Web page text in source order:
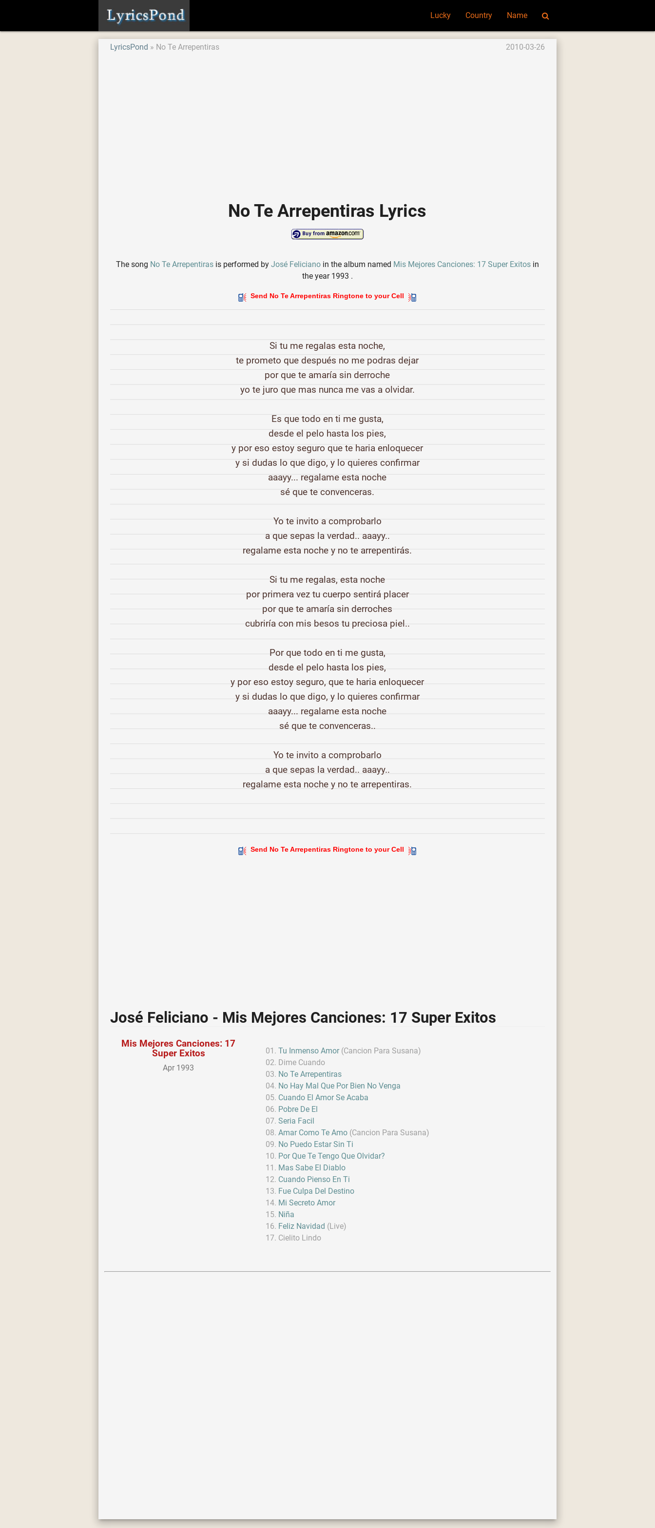
Lucky Country Name
LyricsPond No Te Arrepentiras 2010-03-26
No Te Arrepentiras Lyrics
The song No Te Arrepentirasis performed by José Felicianoin the album named Mis Mejores Canciones: 17 Super Exitosin
the year 1993 .
Send No Te Arrepentiras Ringtone to your Cell
Si tu me regalas esta noche,
te prometo que después no me podras dejar
por que te amaría sin derroche
yo te juro que mas nunca me vas a olvidar.
Es que todo en ti me gusta,
desde el pelo hasta los pies,
y por eso estoy seguro que te haria enloquecer
y si dudas lo que digo, y lo quieres confirmar
aaayy... regalame esta noche
sé que te convenceras.
Yo te invito a comprobarlo
a que sepas la verdad.. aaayy..
regalame esta noche y no te arrepentirás.
Si tu me regalas, esta noche
por primera vez tu cuerpo sentirá placer
por que te amaría sin derroches
cubriría con mis besos tu preciosa piel..
Por que todo en ti me gusta,
desde el pelo hasta los pies,
y por eso estoy seguro, que te haria enloquecer
y si dudas lo que digo, y lo quieres confirmar
aaayy... regalame esta noche
sé que te convenceras..
Yo te invito a comprobarlo
a que sepas la verdad.. aaayy..
regalame esta noche y no te arrepentiras.
Send No Te Arrepentiras Ringtone to your Cell
José Feliciano - Mis Mejores Canciones: 17 Super Exitos
Mis Mejores Canciones: 17
Super Exitos
Apr 1993
Tu Inmenso Amor(Cancion Para Susana)
Dime Cuando
No Te Arrepentiras
No Hay Mal Que Por Bien No Venga
Cuando El Amor Se Acaba
Pobre De El
Seria Facil
Amar Como Te Amo (Cancion Para Susana)
No Puedo Estar Sin Ti
Por Que Te Tengo Que Olvidar?
Mas Sabe El Diablo
Cuando Pienso En Ti
Fue Culpa Del Destino
Mi Secreto Amor
Niña
Feliz Navidad (Live)
Cielito Lindo